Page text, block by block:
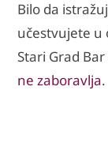
Bilo da
učestvujete
Stari Grad
ne zaboravlja.